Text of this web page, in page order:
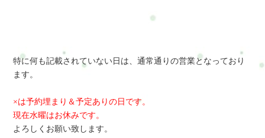
特に何も記載されていない日は、通常通りの営業となっており
ます。
×は予約埋まり＆予定ありの日です。
現在水曜はお休みです。
よろしくお願い致します。